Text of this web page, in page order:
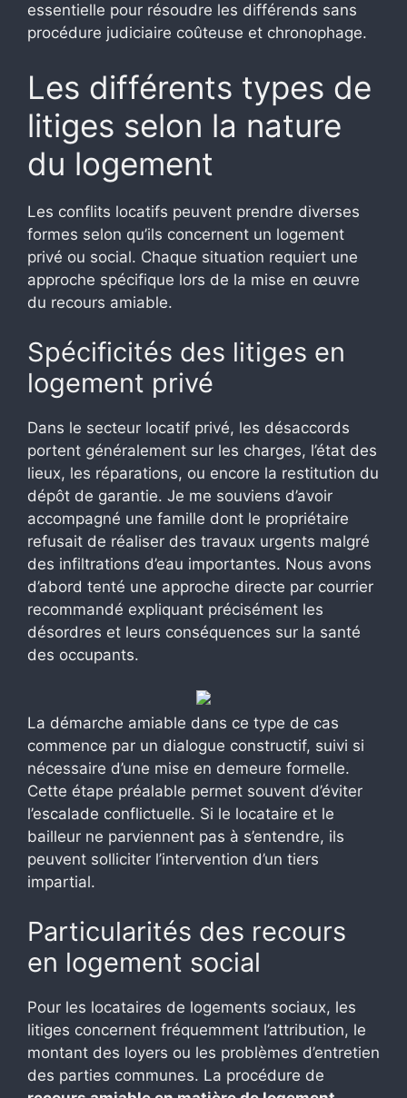
essentielle pour résoudre les différends sans
procédure judiciaire coûteuse et chronophage.
Les différents types de
litiges selon la nature
du logement
Les conflits locatifs peuvent prendre diverses
formes selon qu’ils concernent un logement
privé ou social. Chaque situation requiert une
approche spécifique lors de la mise en œuvre
du recours amiable.
Spécificités des litiges en
logement privé
Dans le secteur locatif privé, les désaccords
portent généralement sur les charges, l’état des
lieux, les réparations, ou encore la restitution du
dépôt de garantie. Je me souviens d’avoir
accompagné une famille dont le propriétaire
refusait de réaliser des travaux urgents malgré
des infiltrations d’eau importantes. Nous avons
d’abord tenté une approche directe par courrier
recommandé expliquant précisément les
désordres et leurs conséquences sur la santé
des occupants.
La démarche amiable dans ce type de cas
commence par un dialogue constructif, suivi si
nécessaire d’une mise en demeure formelle.
Cette étape préalable permet souvent d’éviter
l’escalade conflictuelle. Si le locataire et le
bailleur ne parviennent pas à s’entendre, ils
peuvent solliciter l’intervention d’un tiers
impartial.
Particularités des recours
en logement social
Pour les locataires de logements sociaux, les
litiges concernent fréquemment l’attribution, le
montant des loyers ou les problèmes d’entretien
des parties communes. La procédure de